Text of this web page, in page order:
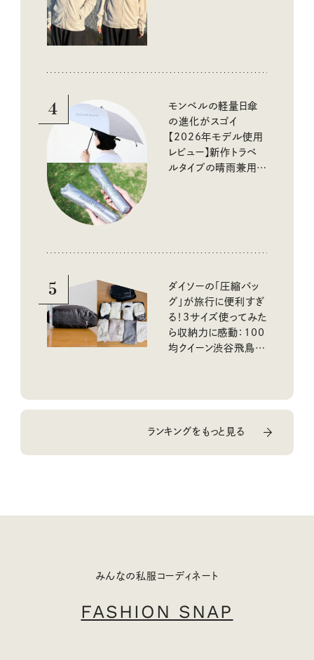
4
モンベルの軽量日傘
の進化がスゴイ
【2026年モデル使用
レビュー】新作トラベ
ルタイプの晴雨兼用傘
5
ダイソーの「圧縮バッ
グ」が旅行に便利すぎ
る！3サイズ使ってみた
ら収納力に感動：100
均クイーン渋谷飛鳥の
ランキングをもっと見る
みんなの私服コーディネート
FASHION SNAP